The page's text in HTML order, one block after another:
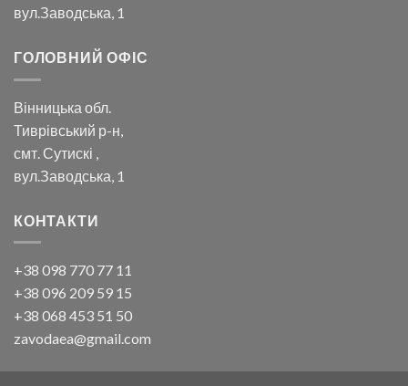
вул.Заводська, 1
ГОЛОВНИЙ ОФІС
Вінницька обл.
Тиврівський р-н,
смт. Сутискі ,
вул.Заводська, 1
КОНТАКТИ
+38 098 770 77 11
+38 096 209 59 15
+38 068 453 51 50
zavodaea@gmail.com